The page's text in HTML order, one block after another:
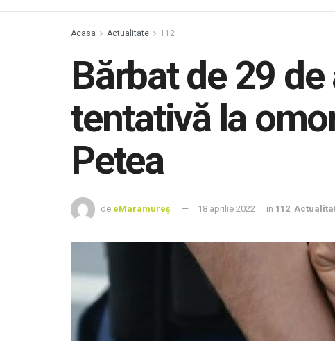
Acasa Actualitate 112
Bărbat de 29
tentativă la
Petea
de eMaramureș 18 aprilie 2022 in 112,